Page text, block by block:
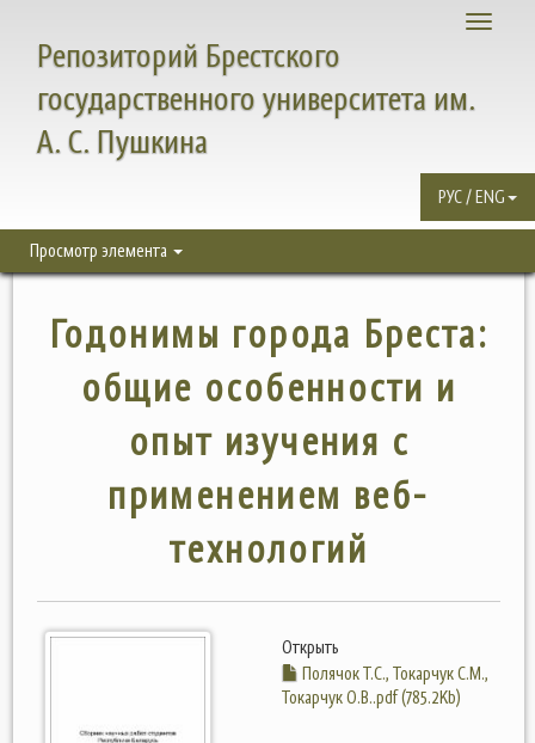
Toggle
Репозиторий Брестского
государственного университета им.
А. С. Пушкина
РУС / ENG
Просмотр элемента
Годонимы города Бреста:
общие особенности и
опыт изучения с
применением веб-
технологий
Открыть
Полячок Т.С., Токарчук С.М.,
Токарчук О.В..pdf (785.2Kb)